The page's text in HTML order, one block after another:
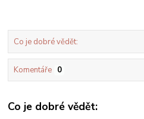
Co je dobré vědět:
Komentáře 0
Co je dobré vědět: